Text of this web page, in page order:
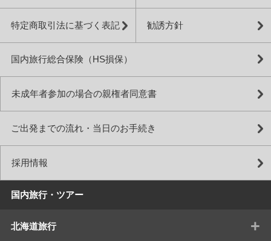
特定商取引法に基づく表記 勧誘方針
国内旅行総合保険（HS損保）
未成年者参加の場合の親権者同意書
ご出発までの流れ・当日のお手続き
採用情報
国内旅行・ツアー
北海道旅行 +